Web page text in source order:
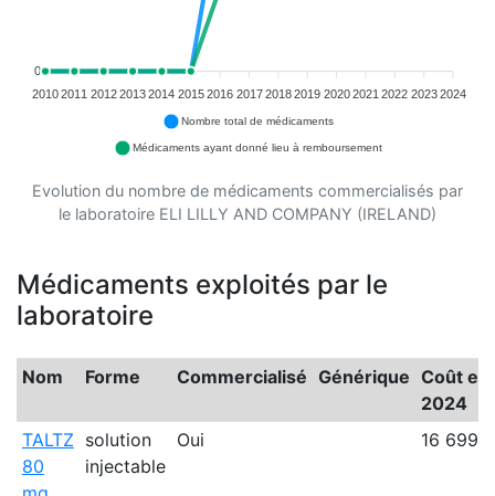
0
20102011 20122013 2014 20152016 2017 20182019 2020 2021 2022 20232024
Nombre total de médicaments
Médicaments ayant donné lieu à remboursement
Evolution du nombre de médicaments commercialisés par
le laboratoire ELI LILLY AND COMPANY (IRELAND)
Médicaments exploités par le
laboratoire
Nom Forme Commercialisé Générique Coût en
2024
TALTZ
80
solution
injectable
Oui 16 699